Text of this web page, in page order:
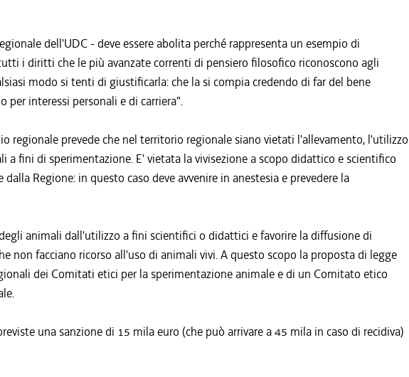
dell'UDC - deve essere abolita perché rappresenta un esempio di
i diritti che le più avanzate correnti di pensiero filosofico riconoscono agli
modo si tenti di giustificarla: che la si compia credendo di far del bene
per interessi personali e di carriera".
regionale prevede che nel territorio regionale siano vietati l'allevamento, l'utilizzo
a fini di sperimentazione. E' vietata la vivisezione a scopo didattico e scientifico
Regione: in questo caso deve avvenire in anestesia e prevedere la
animali dall'utilizzo a fini scientifici o didattici e favorire la diffusione di
non facciano ricorso all'uso di animali vivi. A questo scopo la proposta di legge
dei Comitati etici per la sperimentazione animale e di un Comitato etico
una sanzione di 15 mila euro (che può arrivare a 45 mila in caso di recidiva)